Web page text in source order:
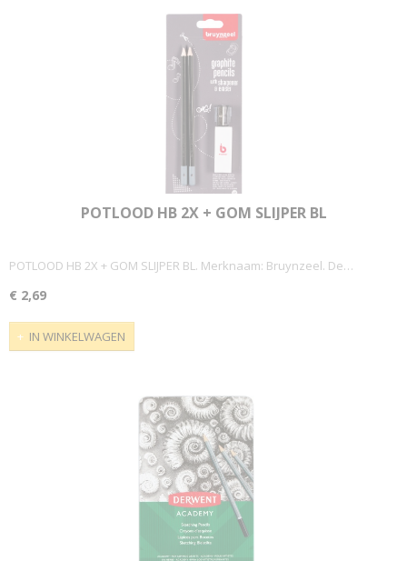
POTLOOD HB 2X + GOM SLIJPER BL
POTLOOD HB 2X + GOM SLIJPER BL. Merknaam: Bruynzeel. De…
€ 2,69
IN WINKELWAGEN